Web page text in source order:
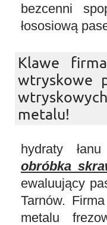
bezcenni
łososiową
Klawe
wtryskowe
metalu!
hydraty
obróbka
ewaluujący
Tarnów.
metalu